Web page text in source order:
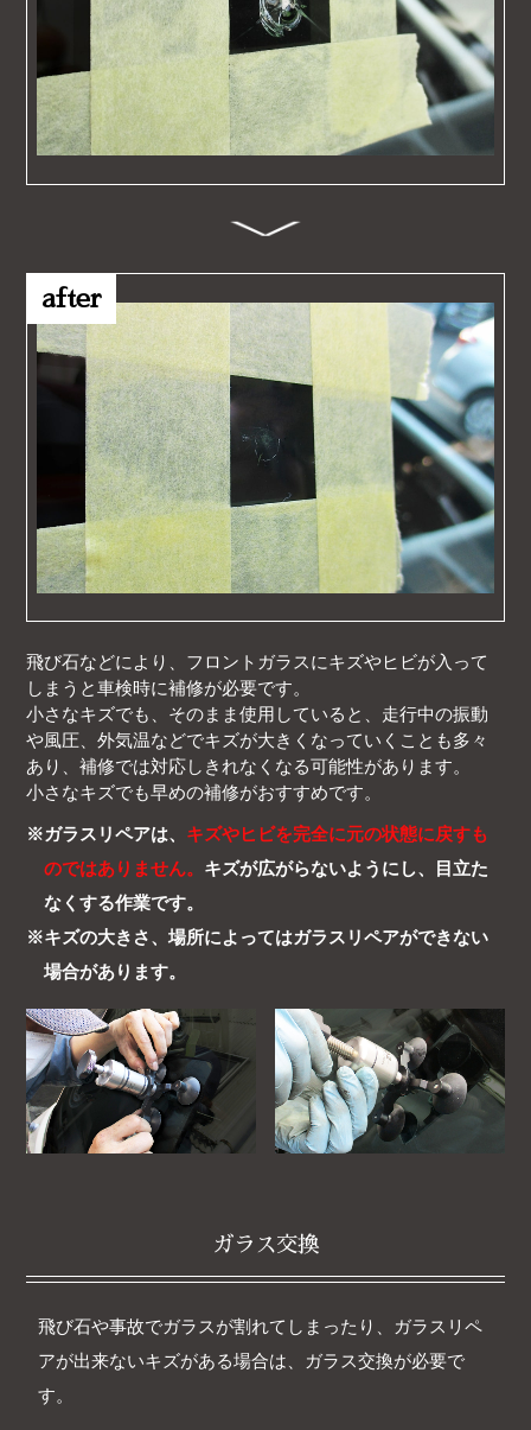
after
飛び石などにより、フロントガラスにキズやヒビが入って
しまうと車検時に補修が必要です。
小さなキズでも、そのまま使用していると、走行中の振動
や風圧、外気温などでキズが大きくなっていくことも多々
あり、補修では対応しきれなくなる可能性があります。
小さなキズでも早めの補修がおすすめです。
ガラスリペアは、 キズやヒビを完全に元の状態に戻すも
のではありません。 キズが広がらないようにし、目立た
なくする作業です。
キズの大きさ、場所によってはガラスリペアができない
場合があります。
ガラス交換
飛び石や事故でガラスが割れてしまったり、ガラスリペ
アが出来ないキズがある場合は、ガラス交換が必要で
す。